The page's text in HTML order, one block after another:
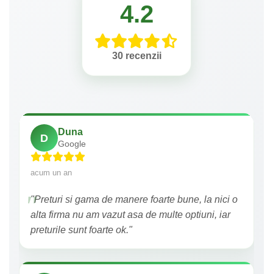
4.2
30 recenzii
D
Duna
Google
acum un an
"Preturi si gama de manere foarte bune, la nici o
alta firma nu am vazut asa de multe optiuni, iar
preturile sunt foarte ok."